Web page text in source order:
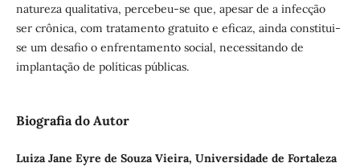
natureza qualitativa, percebeu-se que, apesar de a infecção
ser crônica, com tratamento gratuito e eficaz, ainda constitui-
se um desafio o enfrentamento social, necessitando de
implantação de políticas públicas.
Biografia do Autor
Luiza Jane Eyre de Souza Vieira, Universidade de Fortaleza